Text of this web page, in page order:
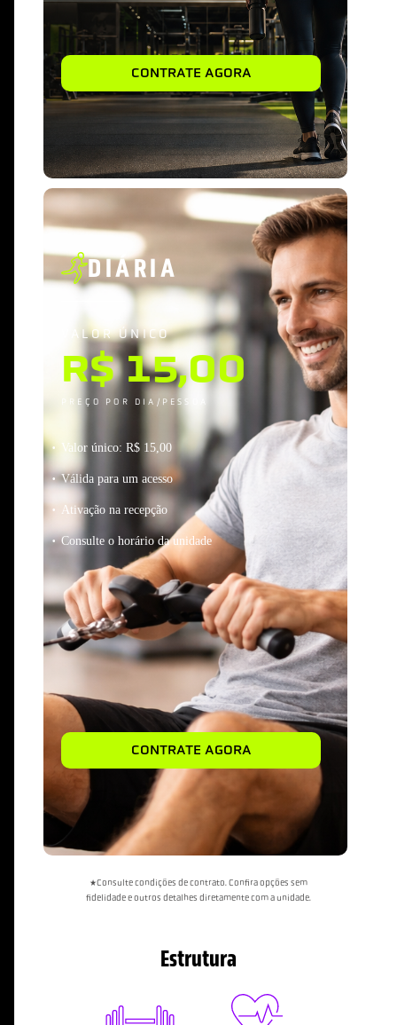
CONTRATE AGORA
DIÁRIA
VALOR ÚNICO
R$ 15,00
PREÇO POR DIA/PESSOA
Valor único: R$ 15,00
Válida para um acesso
Ativação na recepção
Consulte o horário da unidade
CONTRATE AGORA
*Consulte condições de contrato. Confira opções sem
fidelidade e outros detalhes diretamente com a unidade.
Estrutura